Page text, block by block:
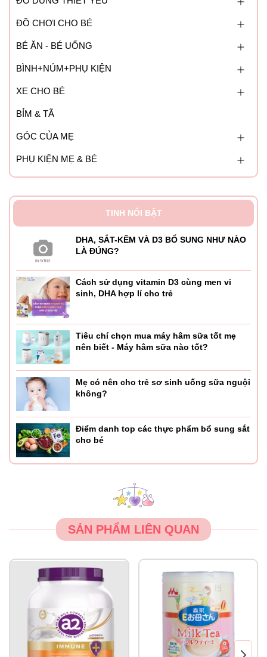
- Đối với bà mẹ đang cho con bú là 4 hộp/ngày.
- Uống trực tiếp, ngon hơn khi uống lạnh.
- Lắc đều trước khi mở hộp sử dụng.
- Thành phần đậu nành có thể bị lắng, nhưng chất lượng
- Ở nơi thoáng mát, tránh ánh nắng mặt trời trực tiếp.
ĐỒ CHƠI CHO BÉ
BÉ ĂN - BÉ UỐNG
BÌNH+NÚM+PHỤ KIỆN
XE CHO BÉ
BỈM & TÃ
GÓC CỦA MẸ
PHỤ KIỆN MẸ & BÉ
TINH NỔI BẬT
DHA, SẮT-KẼM VÀ D3 BỔ SUNG NHƯ NÀO
LÀ ĐÚNG?
Cách sử dụng vitamin D3 cùng men vi
sinh, DHA hợp lí cho trẻ
Tiêu chí chọn mua máy hâm sữa tốt mẹ
nên biết - Máy hâm sữa nào tốt?
Mẹ có nên cho trẻ sơ sinh uống sữa nguội
không?
Điểm danh top các thực phẩm bổ sung sắt
cho bé
SẢN PHẨM LIÊN QUAN